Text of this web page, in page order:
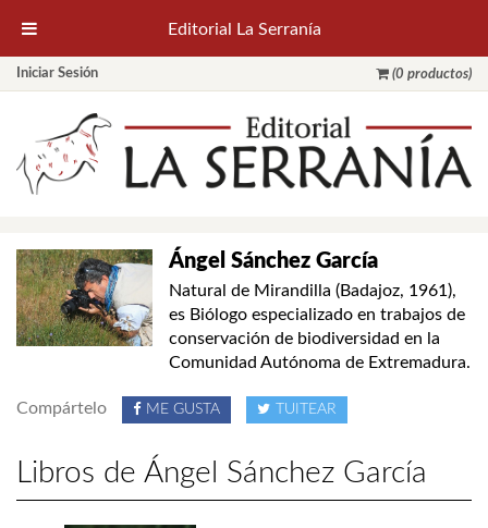
Iniciar Sesión (0 productos)
Ángel Sánchez García
Natural de Mirandilla (Badajoz, 1961),
es Biólogo especializado en trabajos de
conservación de biodiversidad en la
Comunidad Autónoma de Extremadura.
Compártelo ME GUSTA TUITEAR
Libros de Ángel Sánchez García
Editorial La Serranía